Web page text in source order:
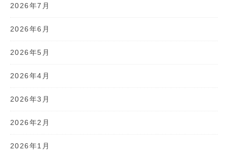
2026年7月
2026年6月
2026年5月
2026年4月
2026年3月
2026年2月
2026年1月